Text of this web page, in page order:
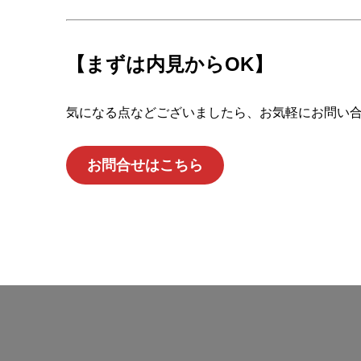
【まずは内見からOK】
気になる点などございましたら、お気軽にお問い
お問合せはこちら